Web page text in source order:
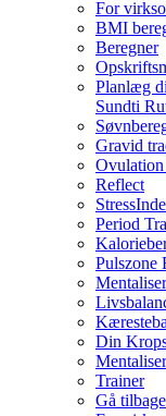
For
BMI
Beregner
Planlæg
Sundti
Gravid
Reflect
Period
Pulszone
Din
Trainer
Gå tilbage